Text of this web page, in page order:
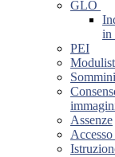
GLO
in
PEI
Assenze